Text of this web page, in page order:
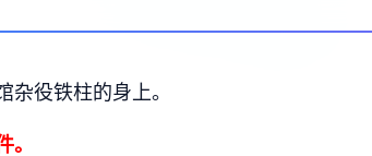
役铁柱的身上。